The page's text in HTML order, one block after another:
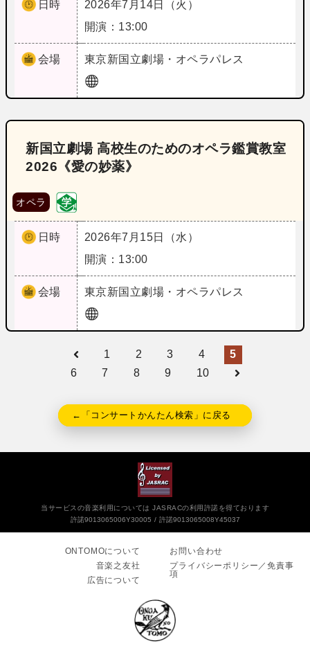
日時
2026年7月14日（火）
開演：13:00
会場 東京新国立劇場・オペラパレス
新国立劇場 高校生のためのオペラ鑑賞教室
2026《愛の妙薬》
オペラ
日時
2026年7月15日（水）
開演：13:00
会場 東京新国立劇場・オペラパレス
1 2 3 4
5
6
7 8 9 10
←「コンサートかんたん検索」に戻る
当サービスの音楽利用については JASRACの利用許諾を得ております
許諾9013065006Y30005
許諾9013065008Y45037
ONTOMOについて
音楽之友社
広告について
お問い合わせ
プライバシーポリシー／免責事
項